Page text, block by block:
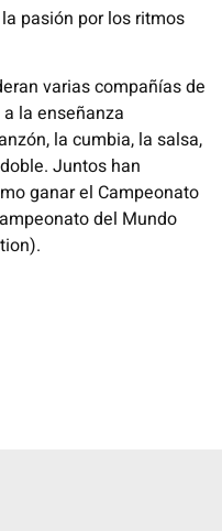
pasión por los ritmos
varias compañías de
la enseñanza
la cumbia, la salsa,
Juntos han
ganar el Campeonato
del Mundo